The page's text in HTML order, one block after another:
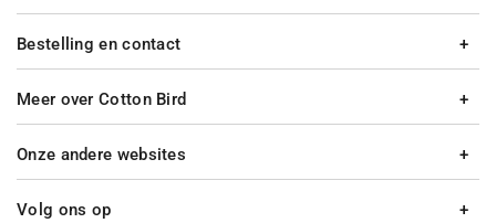
Bestelling en contact
Meer over Cotton Bird
Onze andere websites
Volg ons op